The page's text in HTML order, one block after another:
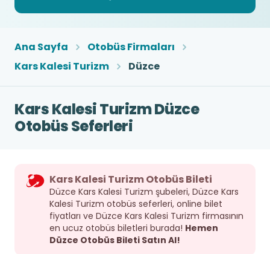
Ana Sayfa
Otobüs Firmaları
Kars Kalesi Turizm
Düzce
Kars Kalesi Turizm Düzce
Otobüs Seferleri
Kars Kalesi Turizm Otobüs Bileti
Düzce Kars Kalesi Turizm şubeleri, Düzce Kars
Kalesi Turizm otobüs seferleri, online bilet
fiyatları ve Düzce Kars Kalesi Turizm firmasının
en ucuz otobüs biletleri burada! Hemen
Düzce Otobüs Bileti Satın Al!